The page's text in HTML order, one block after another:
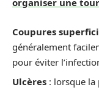
organiser une
Coupures
généralement
pour éviter
Ulcères : lorsque la